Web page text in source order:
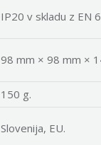
IP20 v skladu z EN
98 mm × 98 mm ×
150 g.
Slovenija, EU.